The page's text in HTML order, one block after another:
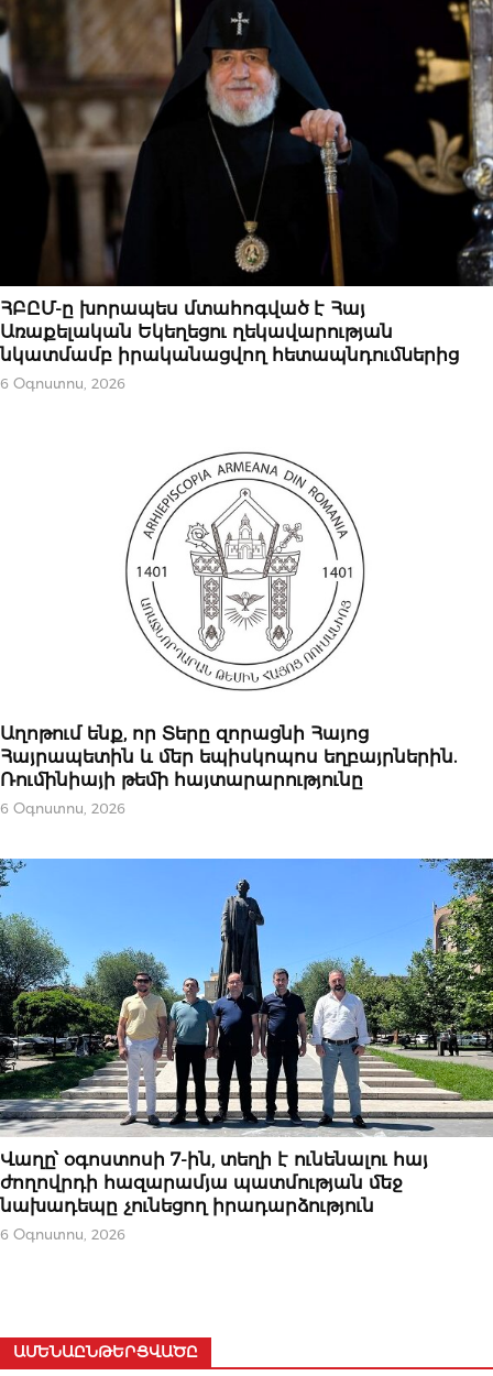
ԿԱՐԵՎՈՐԸ
ՀԲԸՄ-ը խորապես մտահոգված է Հայ
Առաքելական Եկեղեցու ղեկավարության
նկատմամբ իրականացվող հետապնդումներից
6 Օգոստոս, 2026
ԿԱՐԵՎՈՐԸ
Աղոթում ենք, որ Տերը զորացնի Հայոց
Հայրապետին և մեր եպիսկոպոս եղբայրներին.
Ռումինիայի թեմի հայտարարությունը
6 Օգոստոս, 2026
ԿԱՐԵՎՈՐԸ
Վաղը՝ օգոստոսի 7-ին, տեղի է ունենալու հայ
ժողովրդի հազարամյա պատմության մեջ
նախադեպը չունեցող իրադարձություն
6 Օգոստոս, 2026
ԱՄԵՆԱԸՆԹԵՐՑՎԱԾԸ